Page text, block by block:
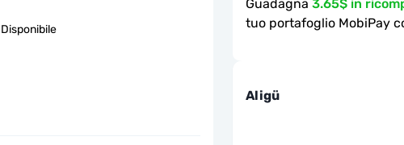
Disponibile
Guadagna 3.65$ in
tuo portafoglio MobiPay
Aligü